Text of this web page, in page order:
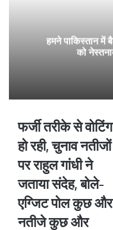
हमने पाकिस्तान
को
फर्जी
से
वोटिंग
हो
रही,
चुनाव
नतीजों
पर
फर्जी तरीके से वोटिंग
हो रही, चुनाव नतीजों
पर राहुल गांधी ने
जताया संदेह, बोले-
एग्जिट पोल कुछ और
नतीजे कुछ और